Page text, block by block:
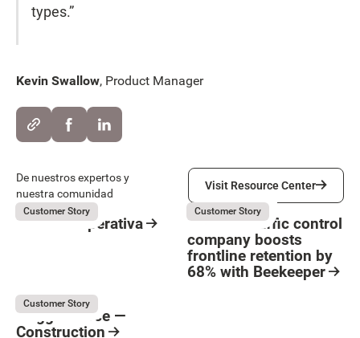
types.”
Kevin Swallow, Product Manager
De nuestros expertos y
nuestra comunidad
Visit Resource Center
Visit Resource Center
July 31, 2026
Customer Story
Suara Cooperativa
Suara Cooperativa
July 31, 2026
Customer Story
Flagger Force
How the traffic control
company boosts
frontline retention by
68% with Beekeeper
July 31, 2026
Customer Story
Flagger Force
Flagger Force —
Construction